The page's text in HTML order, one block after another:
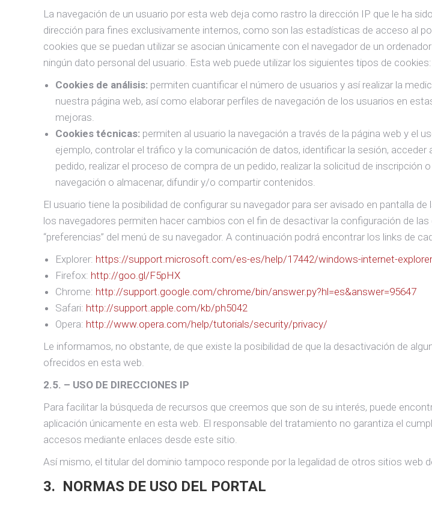
La navegación de un usuario por esta web deja como rastro la dirección IP que le ha
dirección para fines exclusivamente internos, como son las estadísticas de acceso al
cookies que se puedan utilizar se asocian únicamente con el navegador de un
ningún dato personal del usuario. Esta web puede utilizar los siguientes tipos de cookies:
Cookies de análisis: permiten cuantificar el número de usuarios y así realizar la
nuestra página web, así como elaborar perfiles de navegación de los usuarios en
mejoras.
Cookies técnicas: permiten al usuario la navegación a través de la página web y el
ejemplo, controlar el tráfico y la comunicación de datos, identificar la sesión,
pedido, realizar el proceso de compra de un pedido, realizar la solicitud de
navegación o almacenar, difundir y/o compartir contenidos.
El usuario tiene la posibilidad de configurar su navegador para ser avisado en pantalla
los navegadores permiten hacer cambios con el fin de desactivar la configuración de
“preferencias” del menú de su navegador. A continuación podrá encontrar los links de
Explorer: https://support.microsoft.com/es-es/help/17442/windows-internet-
Firefox: http://goo.gl/F5pHX
Chrome: http://support.google.com/chrome/bin/answer.py?hl=es&answer=95647
Safari: http://support.apple.com/kb/ph5042
Opera: http://www.opera.com/help/tutorials/security/privacy/
Le informamos, no obstante, de que existe la posibilidad de que la desactivación de
ofrecidos en esta web.
2.5. – USO DE DIRECCIONES IP
Para facilitar la búsqueda de recursos que creemos que son de su interés, puede
aplicación únicamente en esta web. El responsable del tratamiento no garantiza el
accesos mediante enlaces desde este sitio.
Así mismo, el titular del dominio tampoco responde por la legalidad de otros sitios web
3. NORMAS DE USO DEL PORTAL